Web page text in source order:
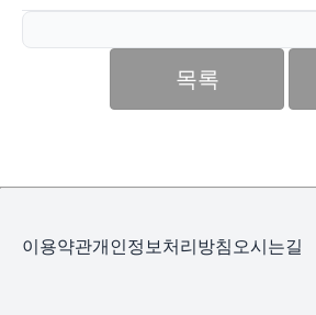
목록
이용약관개인정보처리방침오시는길